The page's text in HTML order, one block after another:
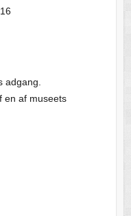
adgang.
en af museets